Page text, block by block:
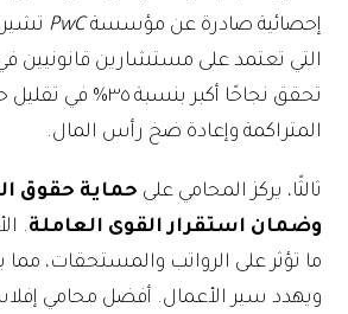
إحصائية صادرة عن مؤسسة PwC
التي تعتمد على مستشارين قانونيين
تحقق نجاحًا أكبر بنسبة
المتراكمة وإعادة ضخ رأس المال.
ثالثًا، يركز المحامي على حماية حقوق
وضمان استقرار القوى العاملة.
ما تؤثر على الرواتب والمستحقات، مما
ويهدد سير الأعمال. أفضل محامي